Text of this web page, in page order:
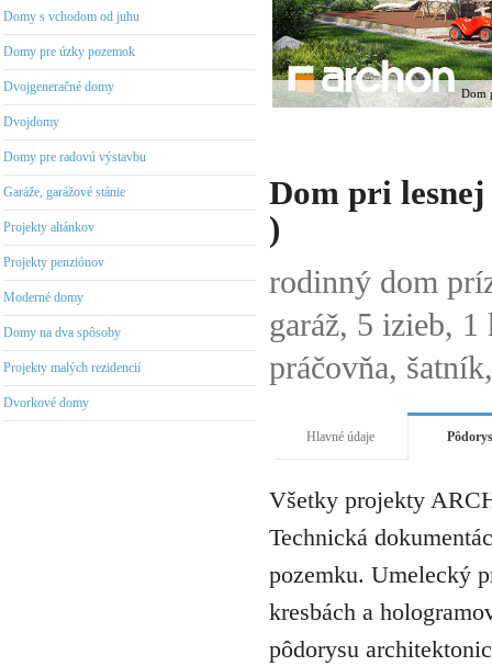
Domy s vchodom od juhu
Domy pre úzky pozemok
Dvojgeneračné domy
Dvojdomy
Domy pre radovú výstavbu
Garáže, garážové stánie
Projekty altánkov
Projekty penziónov
Moderné domy
Domy na dva spôsoby
Projekty malých rezidencií
Dvorkové domy
Dom
Dom pri
)
rodinný dom
garáž, 5 izieb,
práčovňa,
Hlavné údaje
Všetky projekty
Technická
pozemku. Umelecký
kresbách a
pôdorysu